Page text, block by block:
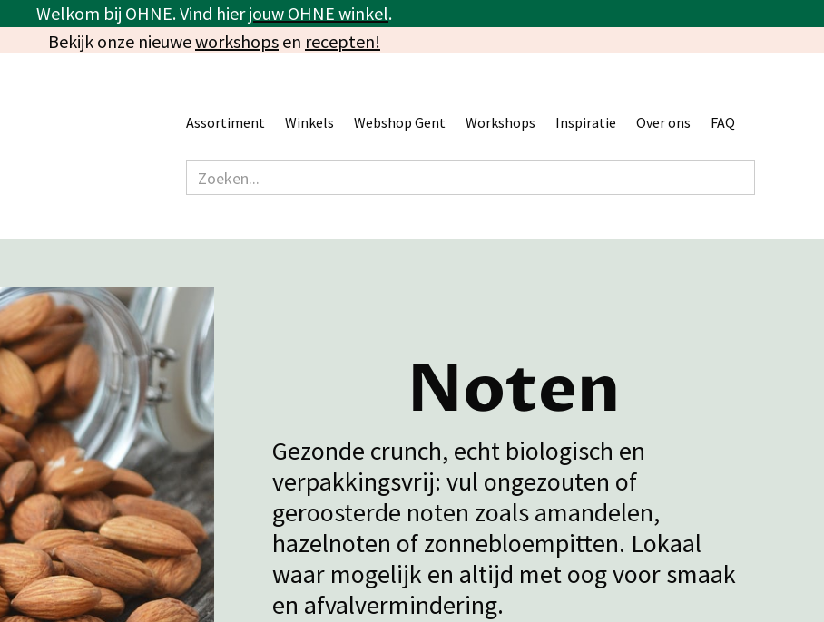
Welkom bij OHNE. Vind hierjouw OHNE winkel.
Bekijk onze nieuweworkshops en recepten!
Assortiment Winkels Webshop Gent Workshops Inspiratie Over ons FAQ
Noten
Gezonde crunch, echt biologisch en
verpakkingsvrij: vul ongezouten of
geroosterde noten zoals amandelen,
hazelnoten of zonnebloempitten. Lokaal
waar mogelijk en altijd met oog voor smaak
en afvalvermindering.